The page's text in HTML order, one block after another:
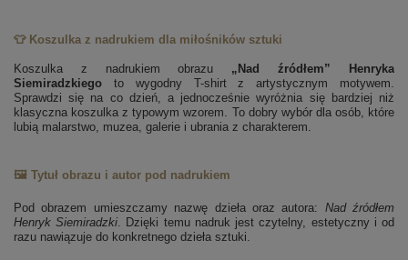
👕 Koszulka z nadrukiem dla miłośników sztuki
Koszulka z nadrukiem obrazu „Nad źródłem” Henryka
Siemiradzkiego to wygodny T-shirt z artystycznym motywem.
Sprawdzi się na co dzień, a jednocześnie wyróżnia się bardziej niż
klasyczna koszulka z typowym wzorem. To dobry wybór dla osób, które
lubią malarstwo, muzea, galerie i ubrania z charakterem.
🖼️ Tytuł obrazu i autor pod nadrukiem
Pod obrazem umieszczamy nazwę dzieła oraz autora: Nad źródłem
Henryk Siemiradzki. Dzięki temu nadruk jest czytelny, estetyczny i od
razu nawiązuje do konkretnego dzieła sztuki.